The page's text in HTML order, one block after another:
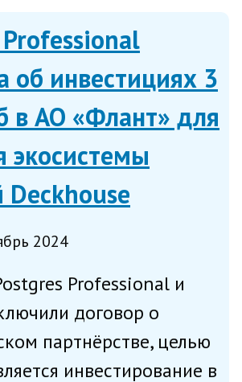
об инвестициях 3
в АО «Флант» для
экосистемы
2024
Professional и
договор о
партнёрстве, целью
инвестирование в